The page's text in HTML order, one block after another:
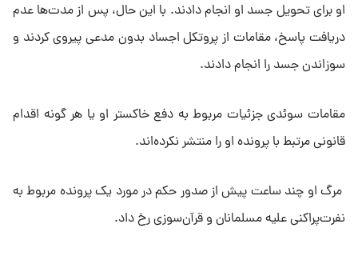
او برای تحویل جسد او انجام دادند. با این حال، پس از مدت‌ها عدم
دریافت پاسخ، مقامات از پروتکل اجساد بدون مدعی پیروی کردند و
سوزاندن جسد را انجام دادند.
مقامات سوئدی جزئیات مربوط به دفع خاکستر او یا هر گونه اقدام
قانونی مرتبط با پرونده او را منتشر نکرده‌اند.
مرگ او چند ساعت پیش از صدور حکم در مورد یک پرونده مربوط به
نفرت‌پراکنی علیه مسلمانان و قرآن‌سوزی رخ داد.